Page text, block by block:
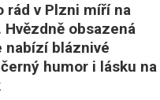
rád v Plzni míří na
Hvězdně obsazená
nabízí bláznivé
humor i lásku na